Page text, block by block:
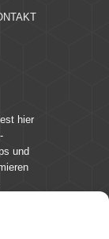
hier
und